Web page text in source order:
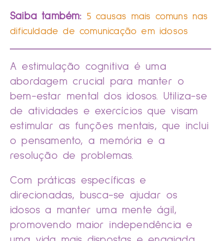
Saiba também: 5 causas mais comuns nas
dificuldade de comunicação em idosos
A estimulação cognitiva é uma
abordagem crucial para manter o
bem-estar mental dos idosos. Utiliza-se
de atividades e exercícios que visam
estimular as funções mentais, que inclui
o pensamento, a memória e a
resolução de problemas.
Com práticas específicas e
direcionadas, busca-se ajudar os
idosos a manter uma mente ágil,
promovendo maior independência e